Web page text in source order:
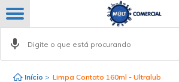
Início > Limpa Contato 160ml - Ultralub